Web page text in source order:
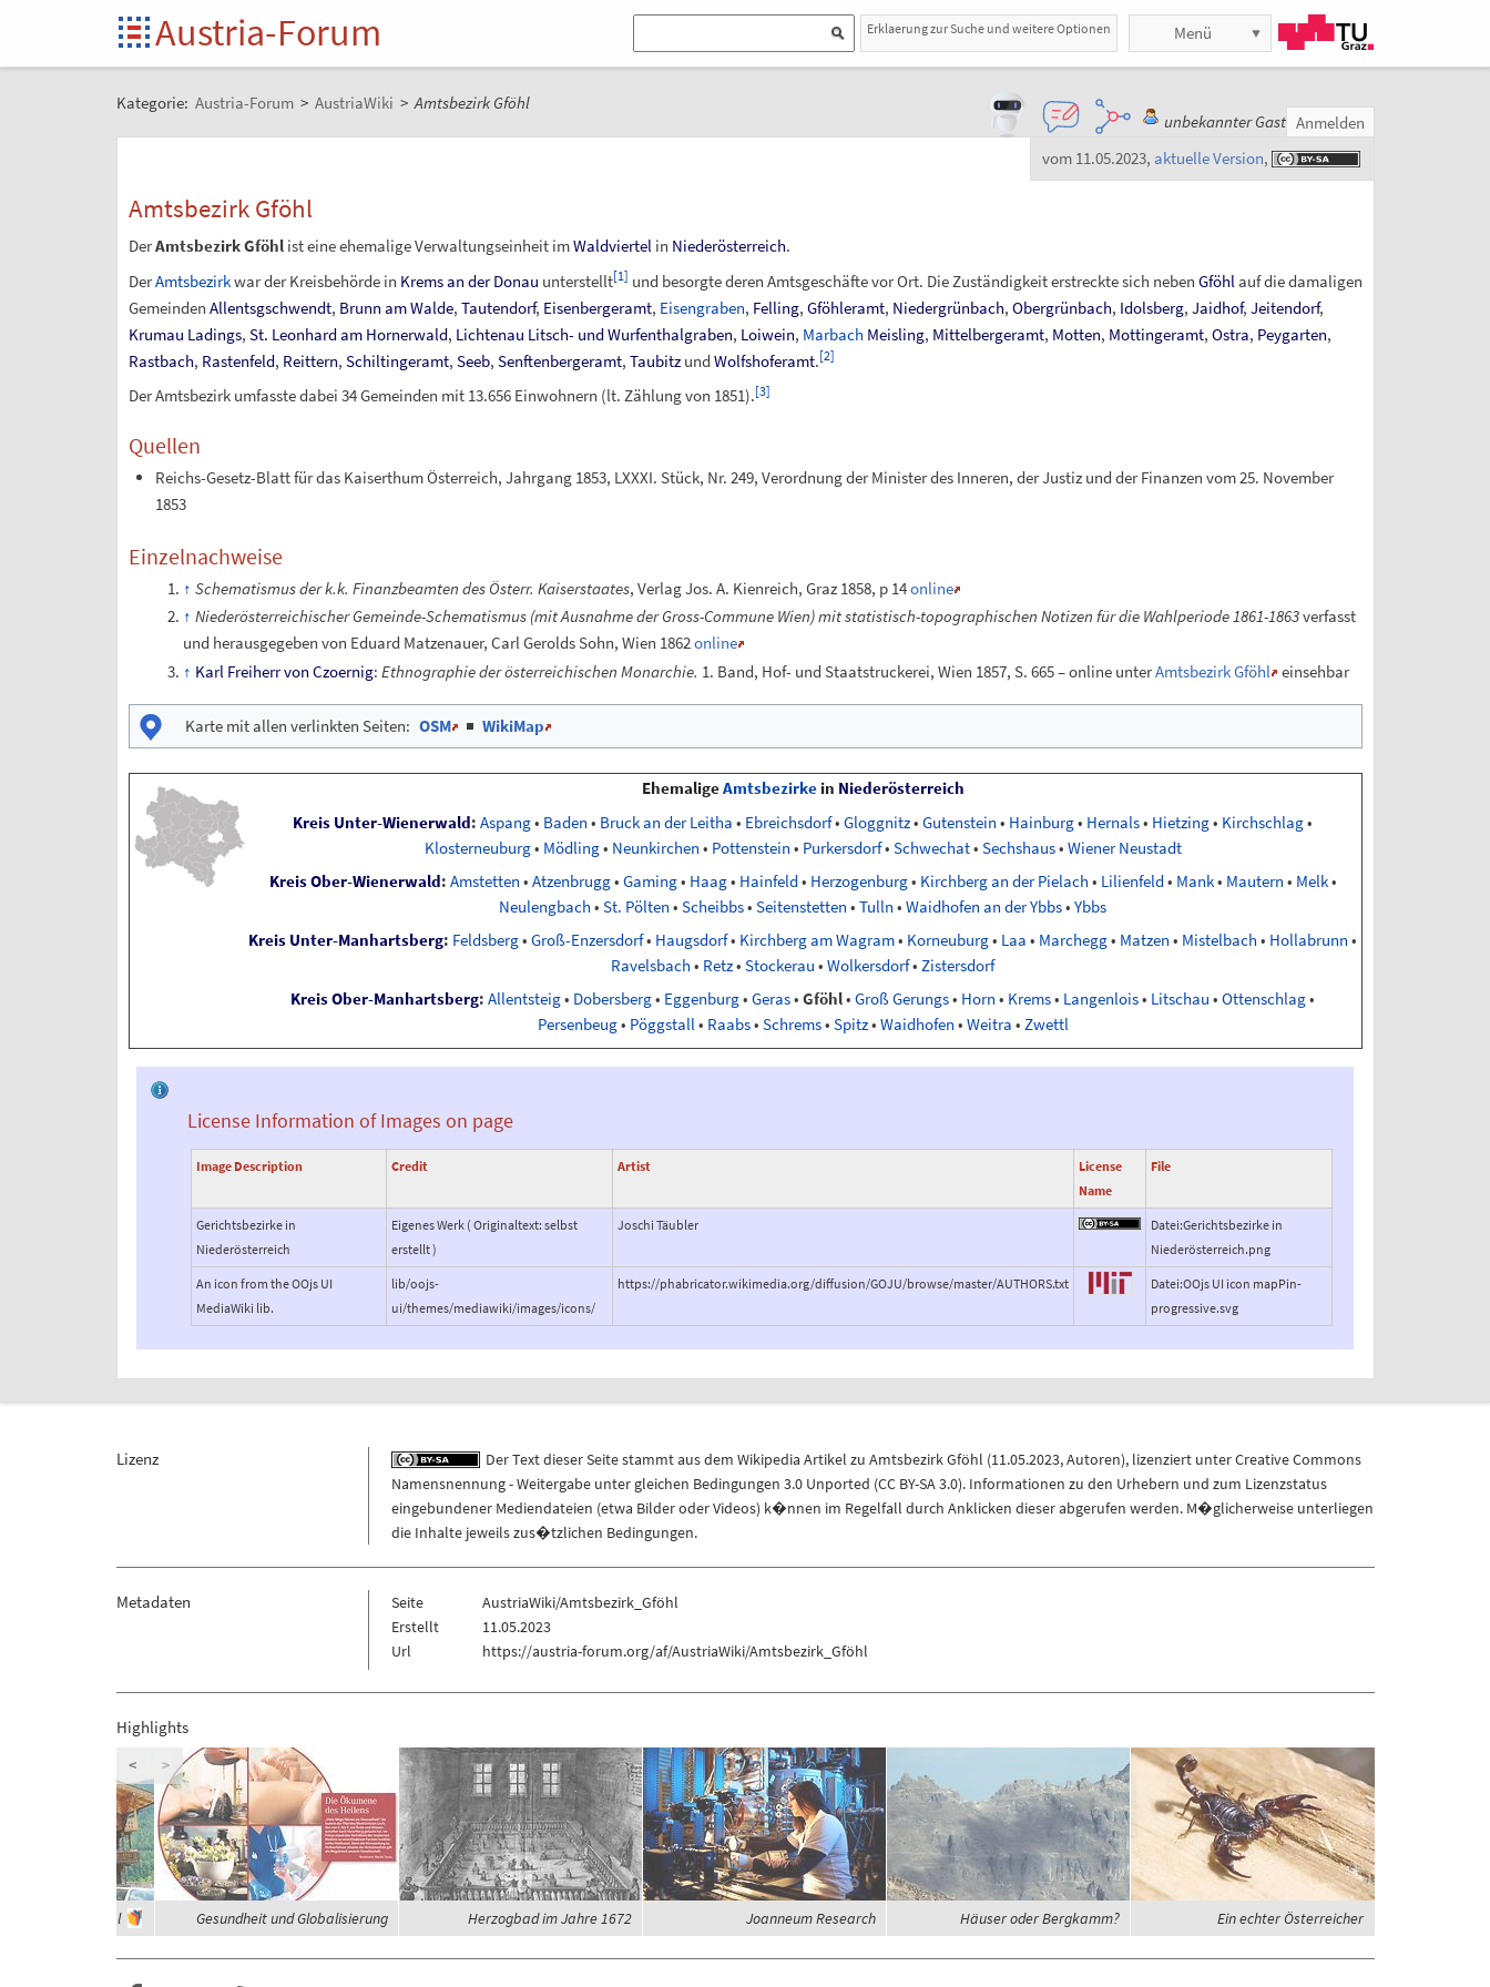
Austria-Forum Erklaerung zur Suche und weitere Optionen Menü
Kategorie: Austria-Forum > AustriaWiki > Amtsbezirk Gföhl
unbekannter Gast Anmelden
vom 11.05.2023, aktuelle Version,
Amtsbezirk Gföhl
DerAmtsbezirk Gföhlist eine ehemalige Verwaltungseinheit imWaldviertelin Niederösterreich.
DerAmtsbezirkwar der Kreisbehörde in Krems an der Donau unterstellt[1] und besorgte deren Amtsgeschäfte vor Ort. Die Zuständigkeit erstreckte sich neben Gföhl auf die damaligen
Gemeinden Allentsgschwendt, Brunn am Walde, Tautendorf, Eisenbergeramt, Eisengraben, Felling, Gföhleramt, Niedergrünbach, Obergrünbach, Idolsberg, Jaidhof, Jeitendorf,
Krumau Ladings, St. Leonhard am Hornerwald, Lichtenau Litsch- und Wurfenthalgraben, Loiwein, Marbach Meisling, Mittelbergeramt, Motten, Mottingeramt, Ostra, Peygarten,
Rastbach, Rastenfeld, Reittern, Schiltingeramt, Seeb, Senftenbergeramt, Taubitzund Wolfshoferamt.[2]
Der Amtsbezirk umfasste dabei 34 Gemeinden mit 13.656 Einwohnern (lt. Zählung von 1851).[3]
Quellen
Reichs-Gesetz-Blatt für das Kaiserthum Österreich, Jahrgang 1853, LXXXI. Stück, Nr. 249, Verordnung der Minister des Inneren, der Justiz und der Finanzen vom 25. November
1853
Einzelnachweise
Schematismus der k.k. Finanzbeamten des Österr. Kaiserstaates, Verlag Jos. A. Kienreich, Graz 1858, p 14online
Niederösterreichischer Gemeinde-Schematismus (mit Ausnahme der Gross-Commune Wien) mit statistisch-topographischen Notizen für die Wahlperiode 1861-1863verfasst
und herausgegeben von Eduard Matzenauer, Carl Gerolds Sohn, Wien 1862online
Karl Freiherr von Czoernig: Ethnographie der österreichischen Monarchie. 1. Band, Hof- und Staatstruckerei, Wien 1857, S. 665 – online unterAmtsbezirk Gföhl einsehbar
Karte mit allen verlinkten Seiten: OSM |WikiMap
EhemaligeAmtsbezirkein Niederösterreich
Kreis Unter-Wienerwald: Aspang• Baden • Bruck an der Leitha • Ebreichsdorf• Gloggnitz• Gutenstein • Hainburg• Hernals• Hietzing• Kirchschlag•
Klosterneuburg• Mödling• Neunkirchen • Pottenstein • Purkersdorf• Schwechat• Sechshaus• Wiener Neustadt
Kreis Ober-Wienerwald: Amstetten • Atzenbrugg• Gaming• Haag• Hainfeld• Herzogenburg• Kirchberg an der Pielach • Lilienfeld• Mank• Mautern • Melk•
Neulengbach • St. Pölten • Scheibbs• Seitenstetten • Tulln • Waidhofen an der Ybbs• Ybbs
Kreis Unter-Manhartsberg: Feldsberg• Groß-Enzersdorf• Haugsdorf• Kirchberg am Wagram• Korneuburg• Laa • Marchegg• Matzen • Mistelbach • Hollabrunn •
Ravelsbach • Retz• Stockerau • Wolkersdorf• Zistersdorf
Kreis Ober-Manhartsberg: Allentsteig• Dobersberg• Eggenburg• Geras• Gföhl• Groß Gerungs• Horn • Krems• Langenlois• Litschau • Ottenschlag•
Persenbeug• Pöggstall• Raabs• Schrems• Spitz• Waidhofen • Weitra • Zwettl
License Information of Images on page
Image Description Credit Artist
License
Name
File
Gerichtsbezirke in
Niederösterreich
Eigenes Werk ( Originaltext: selbst
erstellt )
Joschi Täubler
Datei:Gerichtsbezirke in
Niederösterreich.png
An icon from the OOjs UI
MediaWiki lib.
lib/oojs-
ui/themes/mediawiki/images/icons/
https://phabricator.wikimedia.org/diffusion/GOJU/browse/master/AUTHORS.txt
Datei:OOjs UI icon mapPin-
progressive.svg
Lizenz Der Text dieser Seite stammt aus dem Wikipedia Artikel zu Amtsbezirk Gföhl (11.05.2023,Autoren), lizenziert unterCreative Commons
Namensnennung - Weitergabe unter gleichen Bedingungen 3.0 Unported (CC BY-SA 3.0). Informationen zu den Urhebern und zum Lizenzstatus
eingebundener Mediendateien (etwa Bilder oder Videos) k�nnen im Regelfall durch Anklicken dieser abgerufen werden. M�glicherweise unterliegen
die Inhalte jeweils zus�tzlichen Bedingungen.
Metadaten Seite
AustriaWiki/Amtsbezirk_Gföhl
Erstellt
11.05.2023
Url
https://austria-forum.org/af/AustriaWiki/Amtsbezirk_Gföhl
Highlights
im Zillertal Gesundheit und Globalisierung Herzogbad im Jahre 1672 Joanneum Research Häuser oder Bergkamm? Ein echter Österreicher
< >